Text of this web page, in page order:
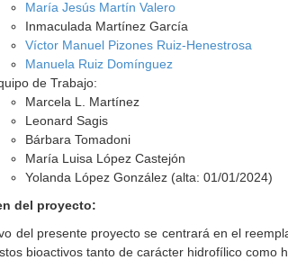
María Jesús Martín Valero
Inmaculada Martínez García
Víctor Manuel Pizones Ruiz-Henestrosa
Manuela Ruiz Domínguez
de Trabajo:
Marcela L. Martínez
Leonard Sagis
Bárbara Tomadoni
María Luisa López Castejón
Yolanda López González (alta: 01/01/2024)
del proyecto:
del presente proyecto se centrará en el
bioactivos tanto de carácter hidrofílico como